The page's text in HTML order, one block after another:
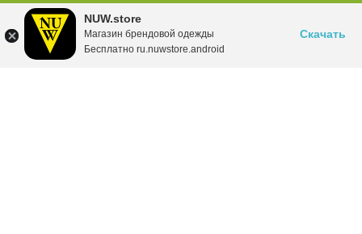
NUW.store
Магазин брендовой одежды
Бесплатно ru.nuwstore.android
Скачать